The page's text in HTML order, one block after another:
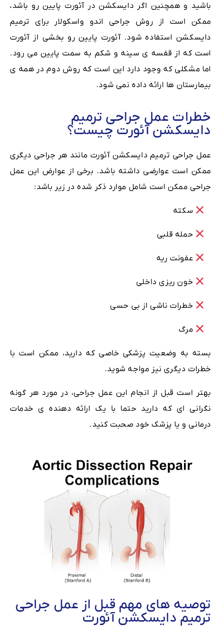
باشید و همچنین اگر دایسکشن در آئورت پایین رو باشد،
ممکن است از روش جراحی اندو واسکولار برای ترمیم
دایسکشن استفاده شود. آئورت پایین رو بخشی از آئورت
است که از قفسه ی سینه و شکم به سمت پایین می رود.
اما مشکلی که وجود دارد این است که روش دوم در همه ی
بیمارستان ها ارائه داده نمی شود.
خطرات عمل جراحی ترمیم
دایسکشن آئورت چیست؟
عمل جراحی ترمیم دایسکشن آئورت مانند هر جراحی دیگری
ممکن است عوارضی داشته باشد. برخی از عوارض این عمل
جراحی ممکن است شامل موارد ذکر شده در زیر باشد:
سکته
حمله قلبی
عفونت ریه
خون ریزی داخلی
خطرات ناشی از بی حسی
مرگ
بسته به وضعیت پزشکی خاصی که دارید، ممکن است با
خطرات دیگری نیز مواجه شوید.
بهتر است قبل از انجام این عمل جراحی، در مورد هر گونه
نگرانی ای که دارید حتما با یک ارائه دهنده ی خدمات
درمانی و یا پزشک خود صحبت کنید.
توصیه های مهم قبل از عمل جراحی
ترمیم دایسکشن آئورت